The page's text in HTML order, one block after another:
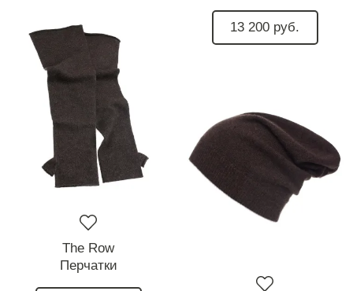
13 200 руб.
The Row
Перчатки